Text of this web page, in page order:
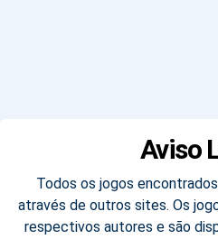
Aviso
Todos os jogos
através de outros sites. Os
respectivos autores e são